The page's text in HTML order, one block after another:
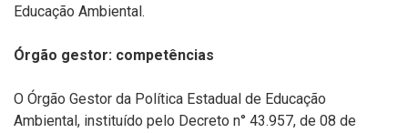
Educação Ambiental.
Órgão gestor: competências
O Órgão Gestor da Política Estadual de Educação
Ambiental, instituído pelo Decreto n° 43.957, de 08 de